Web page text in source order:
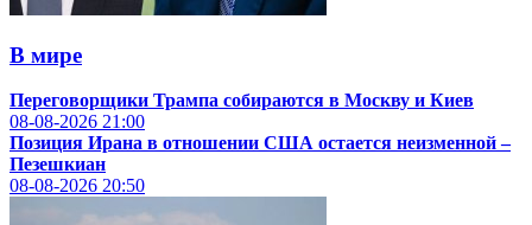
В мире
Переговорщики Трампа собираются в Москву и Киев
08-08-2026 21:00
Позиция Ирана в отношении США остается неизменной –
Пезешкиан
08-08-2026 20:50